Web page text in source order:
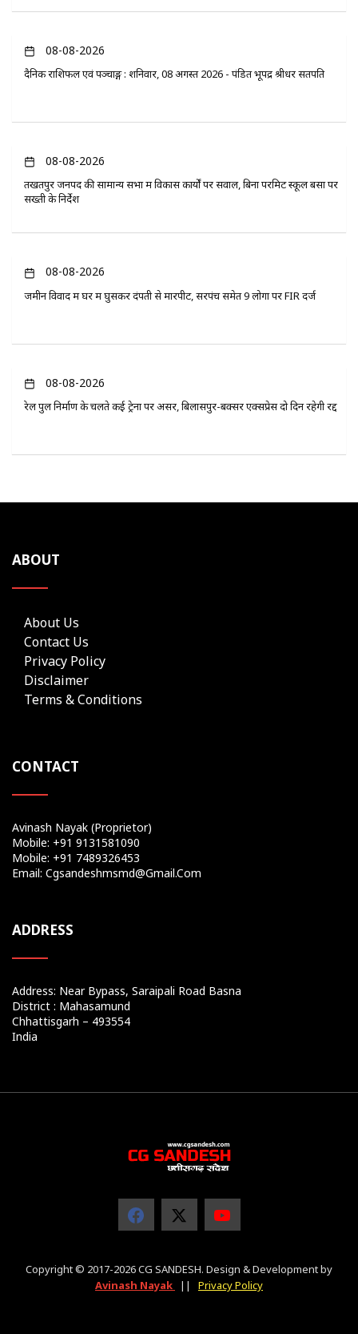
08-08-2026
दैनिक राशिफल एवं पञ्चाङ्ग : शनिवार, 08 अगस्त 2026 - पंडित भूपेंद्र श्रीधर सतपति
08-08-2026
तखतपुर जनपद की सामान्य सभा में विकास कार्यों पर सवाल, बिना परमिट स्कूल बसों पर
सख्ती के निर्देश
08-08-2026
जमीन विवाद में घर में घुसकर दंपती से मारपीट, सरपंच समेत 9 लोगों पर FIR दर्ज
08-08-2026
रेल पुल निर्माण के चलते कई ट्रेनों पर असर, बिलासपुर-बक्सर एक्सप्रेस दो दिन रहेगी रद्द
ABOUT
About Us
Contact Us
Privacy Policy
Disclaimer
Terms & Conditions
CONTACT
Avinash Nayak (Proprietor)
Mobile: +91 9131581090
Mobile: +91 7489326453
Email: Cgsandeshmsmd@gmail.com
ADDRESS
Address: Near Bypass, Saraipali Road Basna
District : Mahasamund
Chhattisgarh – 493554
India
Copyright © 2017-2026 CG SANDESH. Design & Development by
Avinash Nayak
|| Privacy Policy